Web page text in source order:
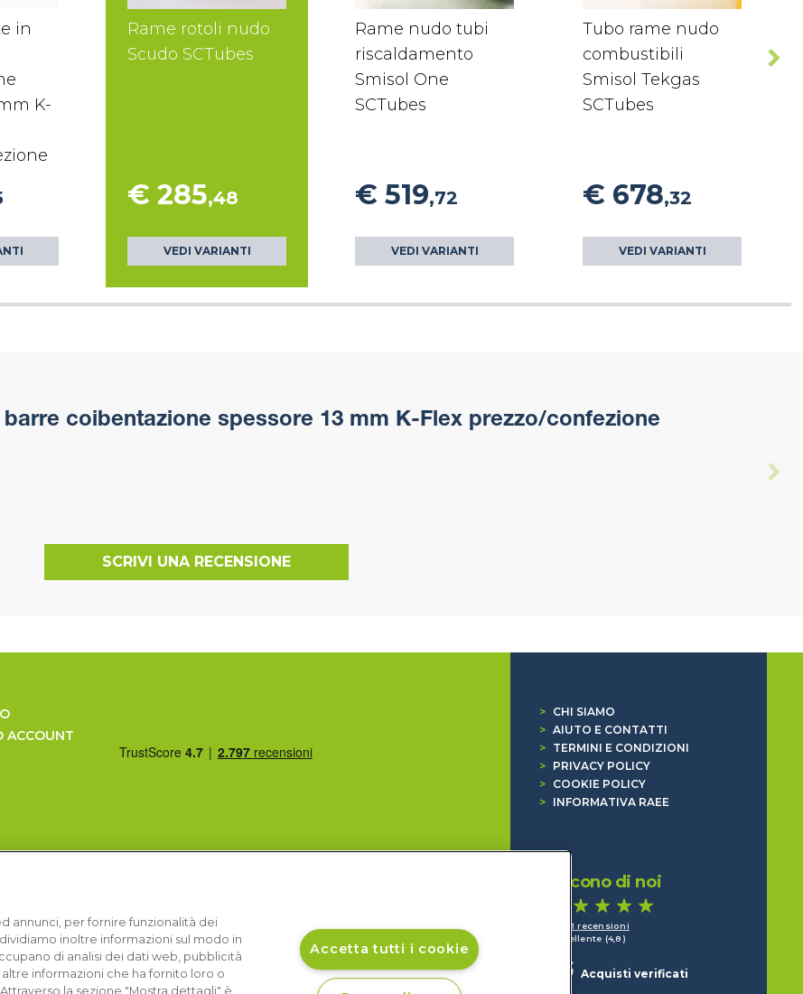
in
K-
Rame rotoli nudo
Scudo SCTubes
€ 285,48
VEDI VARIANTI
Rame nudo tubi
riscaldamento
Smisol One
SCTubes
€ 519,72
VEDI VARIANTI
Tubo rame nudo
combustibili
Smisol Tekgas
SCTubes
€ 678,32
VEDI VARIANTI
coibentazione spessore 13 mm K-Flex prezzo/confezione
SCRIVI UNA RECENSIONE
ACCOUNT
>
CHI SIAMO
> AIUTO E CONTATTI
>
TERMINI E CONDIZIONI
>
PRIVACY POLICY
>
COOKIE POLICY
>
INFORMATIVA RAEE
Dicono di noi
1.641 recensioni
Eccellente (4,8)
Acquisti verificati
annunci, per fornire funzionalità dei
inoltre informazioni sul modo in
di analisi dei dati web, pubblicità
informazioni che ha fornito loro o
la sezione "Mostra dettagli" è
Accetta tutti i cookie